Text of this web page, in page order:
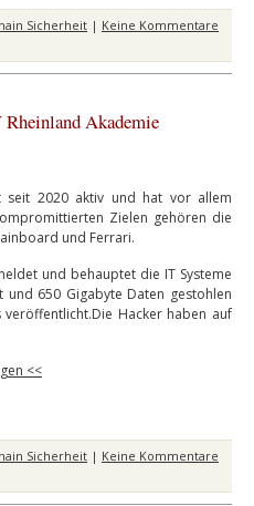
Sicherheit | Keine Kommentare
Akademie
seit 2020 aktiv und hat vor allem
Zielen gehören die
und Ferrari.
und behauptet die IT Systeme
650 Gigabyte Daten gestohlen
Hacker haben auf
<<
Sicherheit | Keine Kommentare